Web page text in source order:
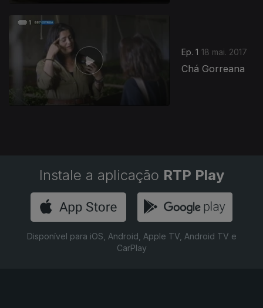
Ep. 1 18 mai. 2017
Chá Gorreana
Instale a aplicação RTP Play
Disponível para iOS, Android, Apple TV, Android TV e
CarPlay